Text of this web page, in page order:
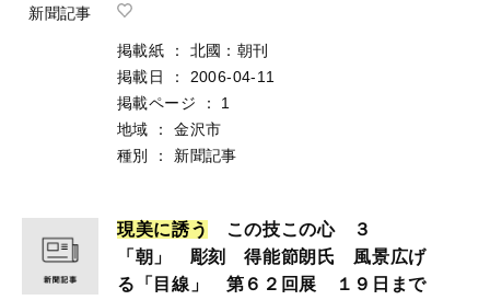
新聞記事
掲載紙 ：
北國：朝刊
掲載日
：
2006-04-11
掲載ページ
：
1
地域
：
金沢市
種別
： 新聞記事
現美に誘う
この技この心 ３
「朝」 彫刻 得能節朗氏 風景広げ
る「目線」 第６２回展 １９日まで